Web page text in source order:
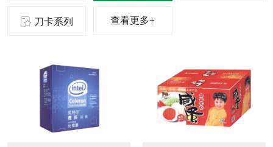
刀卡系列 查看更多+